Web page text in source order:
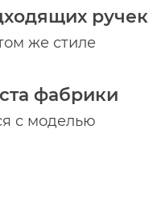
ручек
же стиле
фабрики
с моделью